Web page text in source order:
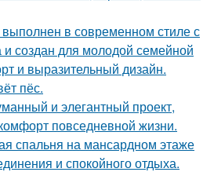
в современном стиле с
создан для молодой семейной
и выразительный дизайн.
пёс.
и элегантный проект,
повседневной жизни.
спальня на мансардном этаже
и спокойного отдыха.